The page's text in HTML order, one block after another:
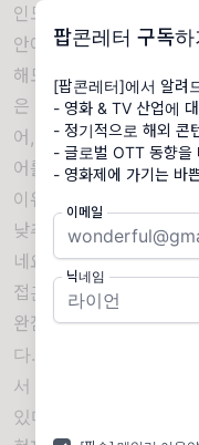
팝콘레터 구독하
[팝콘레터]에서 알려
- 영화 & TV 산업에
- 정기적으로 해외 콘
- 글로벌 OTT 동향을
이메일
닉네임
인도라는 나라는 워낙
안에서도 다양한 문화와
해도 힌두교, 이슬람교,
은 은 숫자로 존재하며
어, 뱅골어, 텔구루어,
어를 전부 세어보면 약
이유야 어찌되었든 인도
낮추고, 결국에는
네요.
접근성과 큐레이션, 경
완점으로는 시청 데이
다. 뿐만 아니라 FAST
서 심의에서 빗겨간 언
있다는 우려지점 또한